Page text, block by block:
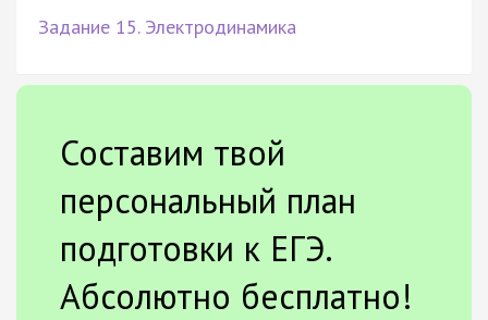
Задание 15. Электродинамика
Составим твой
персональный план
подготовки к ЕГЭ.
Абсолютно бесплатно!